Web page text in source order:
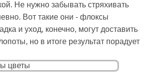
Не нужно забывать стряхивать
Вот такие они - флоксы
и уход, конечно, могут доставить
но в итоге результат порадует